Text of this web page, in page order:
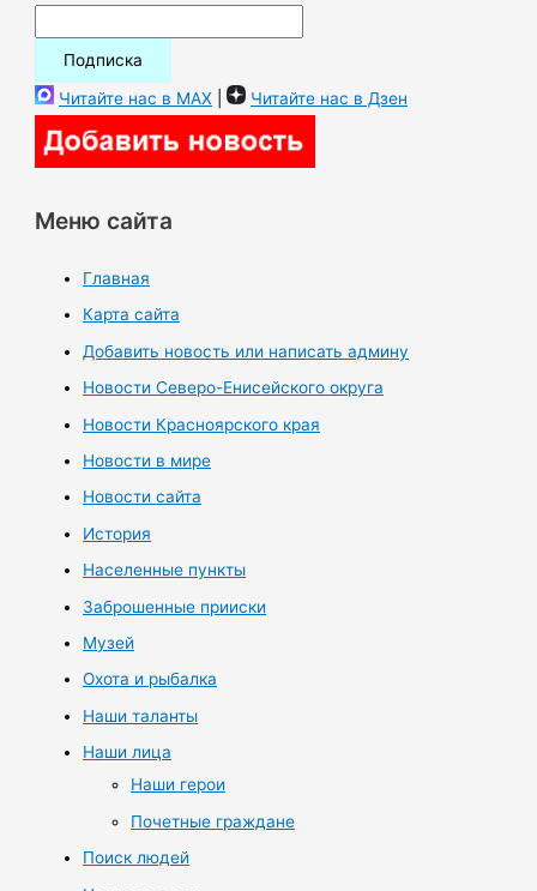
Читайте нас в MAX | Читайте нас в Дзен
Меню сайта
Главная
Карта сайта
Добавить новость или написать админу
Новости Северо-Енисейского округа
Новости Красноярского края
Новости в мире
Новости сайта
История
Населенные пункты
Заброшенные прииски
Музей
Охота и рыбалка
Наши таланты
Наши лица
Наши герои
Почетные граждане
Поиск людей